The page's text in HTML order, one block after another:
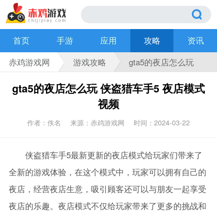
首页 手游 应用 攻略
资讯
赤鸡游戏网
游戏攻略
gta5的夜店怎么玩
侠盗猎车手5 夜店模
gta5的夜店怎么玩 侠盗猎车手5 夜店模式
视频
作者：佚名 来源：赤鸡游戏网 时间：2024-03-22
侠盗猎车手5最新更新的夜店模式给玩家们带来了
全新的游戏体验，在这个模式中，玩家可以拥有自己的
夜店，经营夜店生意，吸引顾客还可以与朋友一起享受
夜店的乐趣。夜店模式不仅给玩家带来了更多的挑战和